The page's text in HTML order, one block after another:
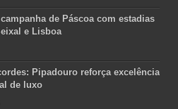
de Páscoa com estadias
e Lisboa
Pipadouro reforça excelência
de luxo